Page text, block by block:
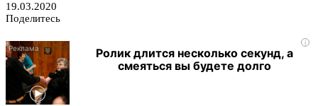
19.03.2020
Поделитесь
i
Ролик длится несколько секунд, а
смеяться вы будете долго